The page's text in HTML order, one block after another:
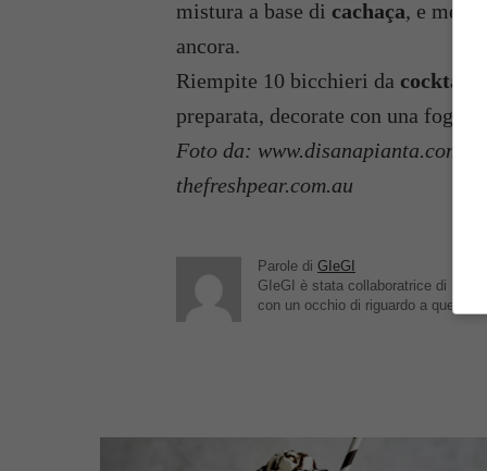
mistura a base di cachaça, e
ancora.
Riempite 10 bicchieri da cocktail
preparata, decorate con una
Foto da: www.disanapianta.com
thefreshpear.com.au
Parole di GIeGI
GIeGI è stata collaboratrice di
con un occhio di riguardo a quelle